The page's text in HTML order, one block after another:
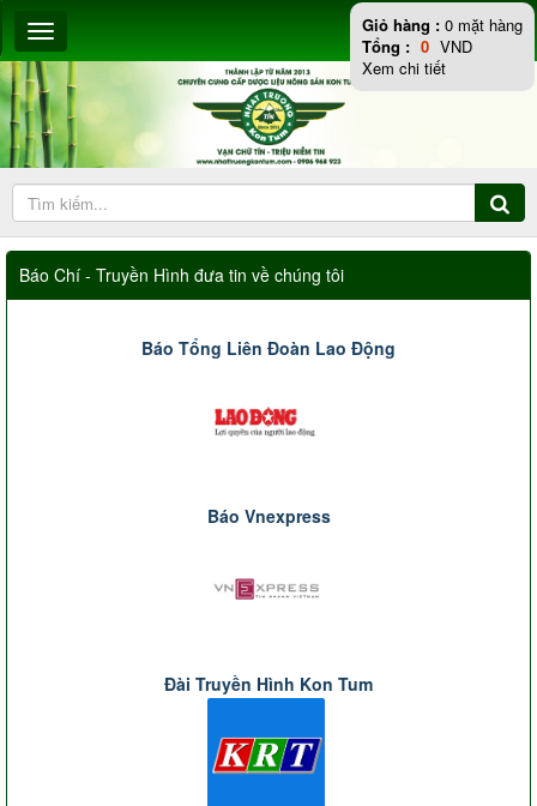
Báo Chí - Truyền Hình đưa tin về chúng tôi
Báo Tổng Liên Đoàn Lao Động
Báo Vnexpress
Đài Truyền Hình Kon Tum
Giỏ hàng : 0 mặt hàng
Tổng : 0 VND
Xem chi tiết